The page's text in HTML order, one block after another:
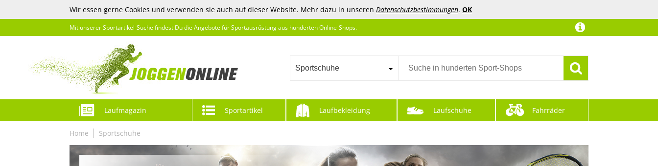
Wir essen gerne Cookies und verwenden sie auch auf dieser Website. Mehr dazu in unseren Datenschutzbestimmungen. OK
Mit unserer Sportartikel-Suche findest Du die Angebote für Sportausrüstung aus hunderten Online-Shops.
Sportschuhe
Laufmagazin Sportartikel Laufbekleidung Laufschuhe Fahrräder
Home Sportschuhe